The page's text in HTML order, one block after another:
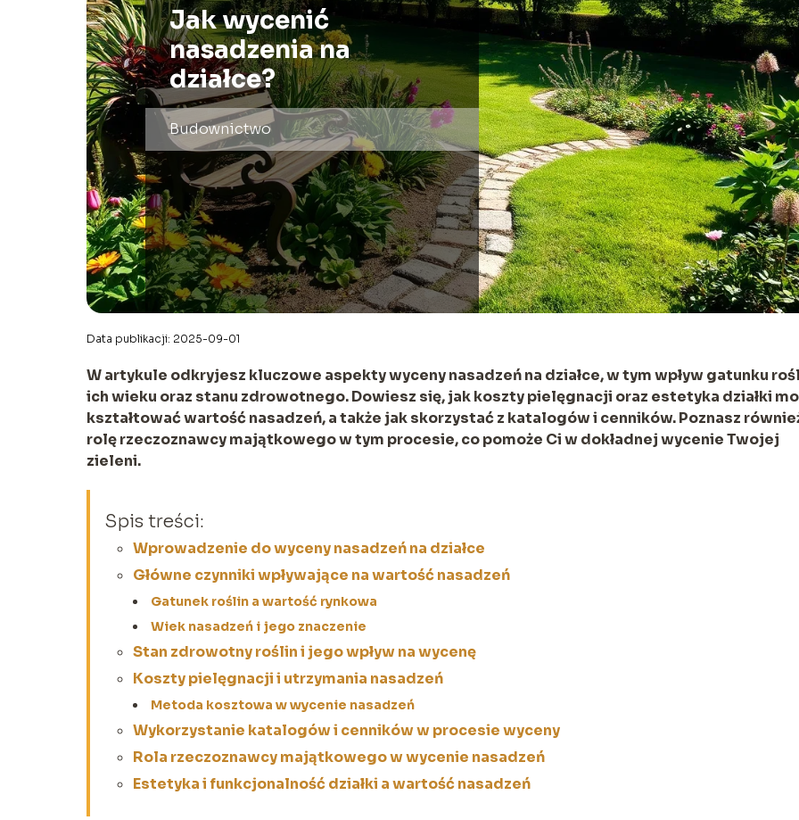
Jak wycenić
nasadzenia na
działce?
Budownictwo
Data publikacji: 2025-09-01
W artykule odkryjesz kluczowe aspekty wyceny nasadzeń na działce, w tym wpływ gatunku
ich wieku oraz stanu zdrowotnego. Dowiesz się, jak koszty pielęgnacji oraz estetyka działki
kształtować wartość nasadzeń, a także jak skorzystać z katalogów i cenników. Poznasz
rolę rzeczoznawcy majątkowego w tym procesie, co pomoże Ci w dokładnej wycenie Twojej
zieleni.
Spis treści:
Wprowadzenie do wyceny nasadzeń na działce
Główne czynniki wpływające na wartość nasadzeń
Gatunek roślin a wartość rynkowa
Wiek nasadzeń i jego znaczenie
Stan zdrowotny roślin i jego wpływ na wycenę
Koszty pielęgnacji i utrzymania nasadzeń
Metoda kosztowa w wycenie nasadzeń
Wykorzystanie katalogów i cenników w procesie wyceny
Rola rzeczoznawcy majątkowego w wycenie nasadzeń
Estetyka i funkcjonalność działki a wartość nasadzeń